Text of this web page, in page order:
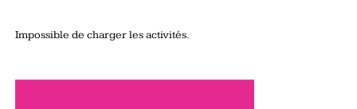
Impossible de charger les activités.